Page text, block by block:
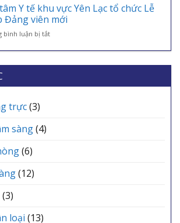
AN
SINH,
KHÓA
BẢO
MỖI
VNeID
KỲ
THÁNG
6
TRẠM
CÁC
ÂN
NHỮNG
“CHIẾN
BINH
THẦM
TẠI
Y tế khu vực Yên Lạc tổ chức Lễ
Đảng viên mới
bình luận bị tắtở
tâm
Y
trực(3)
sàng(4)
(6)
(12)
(3)
loại (13)